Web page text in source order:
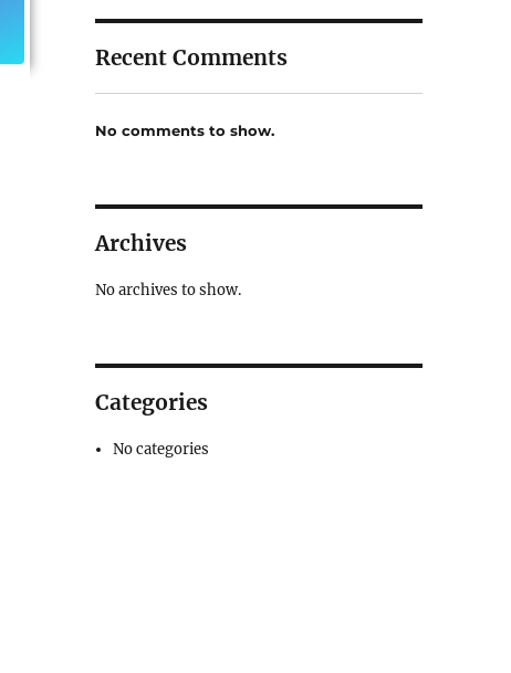
Recent Comments
No comments to show.
Archives
No archives to show.
Categories
No categories